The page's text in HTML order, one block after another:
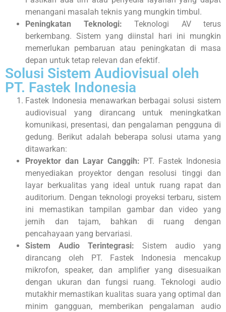
menangani masalah teknis yang mungkin timbul.
Peningkatan Teknologi: Teknologi AV terus
berkembang. Sistem yang diinstal hari ini mungkin
memerlukan pembaruan atau peningkatan di masa
depan untuk tetap relevan dan efektif.
Solusi Sistem Audiovisual oleh
PT. Fastek Indonesia
Fastek Indonesia menawarkan berbagai solusi sistem
audiovisual yang dirancang untuk meningkatkan
komunikasi, presentasi, dan pengalaman pengguna di
gedung. Berikut adalah beberapa solusi utama yang
ditawarkan:
Proyektor dan Layar Canggih: PT. Fastek Indonesia
menyediakan proyektor dengan resolusi tinggi dan
layar berkualitas yang ideal untuk ruang rapat dan
auditorium. Dengan teknologi proyeksi terbaru, sistem
ini memastikan tampilan gambar dan video yang
jernih dan tajam, bahkan di ruang dengan
pencahayaan yang bervariasi.
Sistem Audio Terintegrasi: Sistem audio yang
dirancang oleh PT. Fastek Indonesia mencakup
mikrofon, speaker, dan amplifier yang disesuaikan
dengan ukuran dan fungsi ruang. Teknologi audio
mutakhir memastikan kualitas suara yang optimal dan
minim gangguan, memberikan pengalaman audio